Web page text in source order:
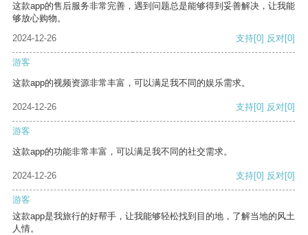
这款app的售后服务非常完善，遇到问题总是能够得到妥善解决，让我能
够放心购物。
2024-12-26
支持[0] 反对[0]
游客
这款app的视频资源非常丰富，可以满足我不同的娱乐需求。
2024-12-26 支持[0] 反对[0]
游客
这款app的功能非常丰富，可以满足我不同的社交需求。
2024-12-26 支持[0] 反对[0]
游客
这款app是我旅行的好帮手，让我能够轻松找到目的地，了解当地的风土
人情。